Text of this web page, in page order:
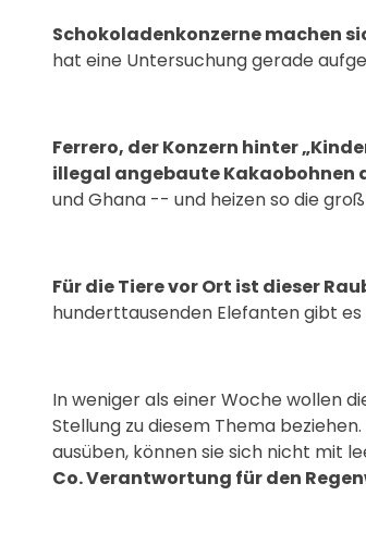
Schokoladenkonzerne machen
hat eine Untersuchung gerade
Ferrero, der Konzern hinter
illegal angebaute Kakaobohnen
und Ghana -- und heizen so die
Für die Tiere vor Ort ist dieser
hunderttausenden Elefanten gibt
In weniger als einer Woche wollen
Stellung zu diesem Thema
ausüben, können sie sich nicht mit
Co. Verantwortung für den